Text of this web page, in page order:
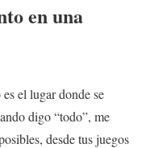
en una
el lugar donde se
digo “todo”, me
desde tus juegos